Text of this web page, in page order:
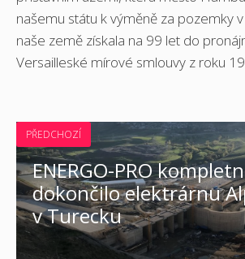
našemu státu k výměně za pozemky
naše země získala na 99 let do
Versailleské mírové smlouvy z roku
PŘEDCHOZÍ
ENERGO-PRO
dokončilo elektrárnu
v Turecku